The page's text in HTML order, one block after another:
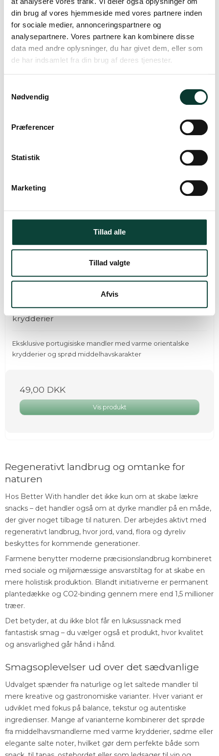
din brug af vores hjemmeside med vores partnere inden
for sociale medier, annonceringspartnere og
analysepartnere. Vores partnere kan kombinere disse
data med andre oplysninger, du har givet dem, eller som
de har indsamlet fra din brug af deres tjenester.
Nødvendig
Præferencer
Statistik
Marketing
Tillad alle
Tillad valgte
Afvis
49,00 DKK
Vis produkt
Better With Luksus mandler - Orientalske
krydderier
Eksklusive portugisiske mandler med varme orientalske
krydderier og sprød middelhavskarakter
49,00 DKK
Vis produkt
Regenerativt landbrug og omtanke for
naturen
Hos Better With handler det ikke kun om at skabe lækre
snacks – det handler også om at dyrke mandler på en måde,
der giver noget tilbage til naturen. Der arbejdes aktivt med
regenerativt landbrug, hvor jord, vand, flora og dyreliv
beskyttes for kommende generationer.
Farmene benytter moderne præcisionslandbrug kombineret
med sociale og miljømæssige ansvarstiltag for at skabe en
mere holistisk produktion. Blandt initiativerne er permanent
plantedække og CO2-binding gennem mere end 1,5 millioner
træer.
Det betyder, at du ikke blot får en luksussnack med
fantastisk smag – du vælger også et produkt, hvor kvalitet
og ansvarlighed går hånd i hånd.
Smagsoplevelser ud over det sædvanlige
Udvalget spænder fra naturlige og let saltede mandler til
mere kreative og gastronomiske varianter. Hver variant er
udviklet med fokus på balance, tekstur og autentiske
ingredienser. Mange af varianterne kombinerer det sprøde
fra middelhavsmandlerne med varme krydderier, sødme eller
elegante salte noter, hvilket gør dem perfekte både som